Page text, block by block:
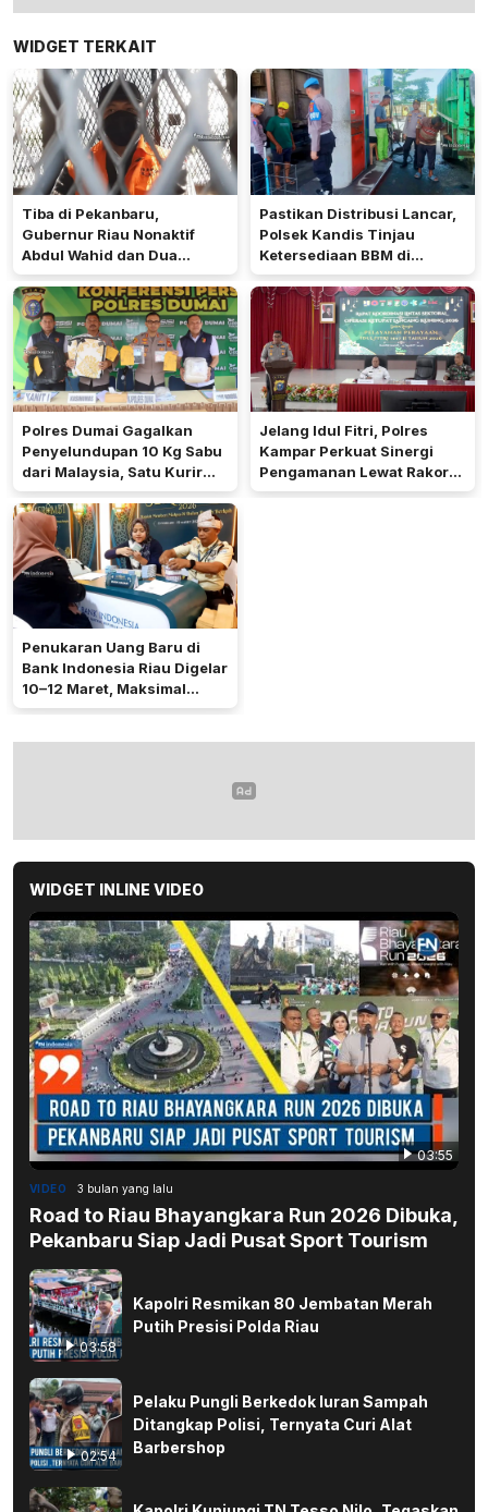
WIDGET TERKAIT
Tiba di Pekanbaru,
Gubernur Riau Nonaktif
Abdul Wahid dan Dua
Tersangka, Langsung
Digiring ke Rutan
Pastikan Distribusi Lancar,
Polsek Kandis Tinjau
Ketersediaan BBM di
Sejumlah SPBU
Polres Dumai Gagalkan
Penyelundupan 10 Kg Sabu
dari Malaysia, Satu Kurir
Ditangkap
Jelang Idul Fitri, Polres
Kampar Perkuat Sinergi
Pengamanan Lewat Rakor
Operasi Ketupat 2026
Penukaran Uang Baru di
Bank Indonesia Riau Digelar
10–12 Maret, Maksimal
Rp5,3 Juta per Orang
WIDGET INLINE VIDEO
03:55
VIDEO 3 bulan yang lalu
Road to Riau Bhayangkara Run 2026 Dibuka,
Pekanbaru Siap Jadi Pusat Sport Tourism
03:58
Kapolri Resmikan 80 Jembatan Merah
Putih Presisi Polda Riau
02:54
Pelaku Pungli Berkedok Iuran Sampah
Ditangkap Polisi, Ternyata Curi Alat
Barbershop